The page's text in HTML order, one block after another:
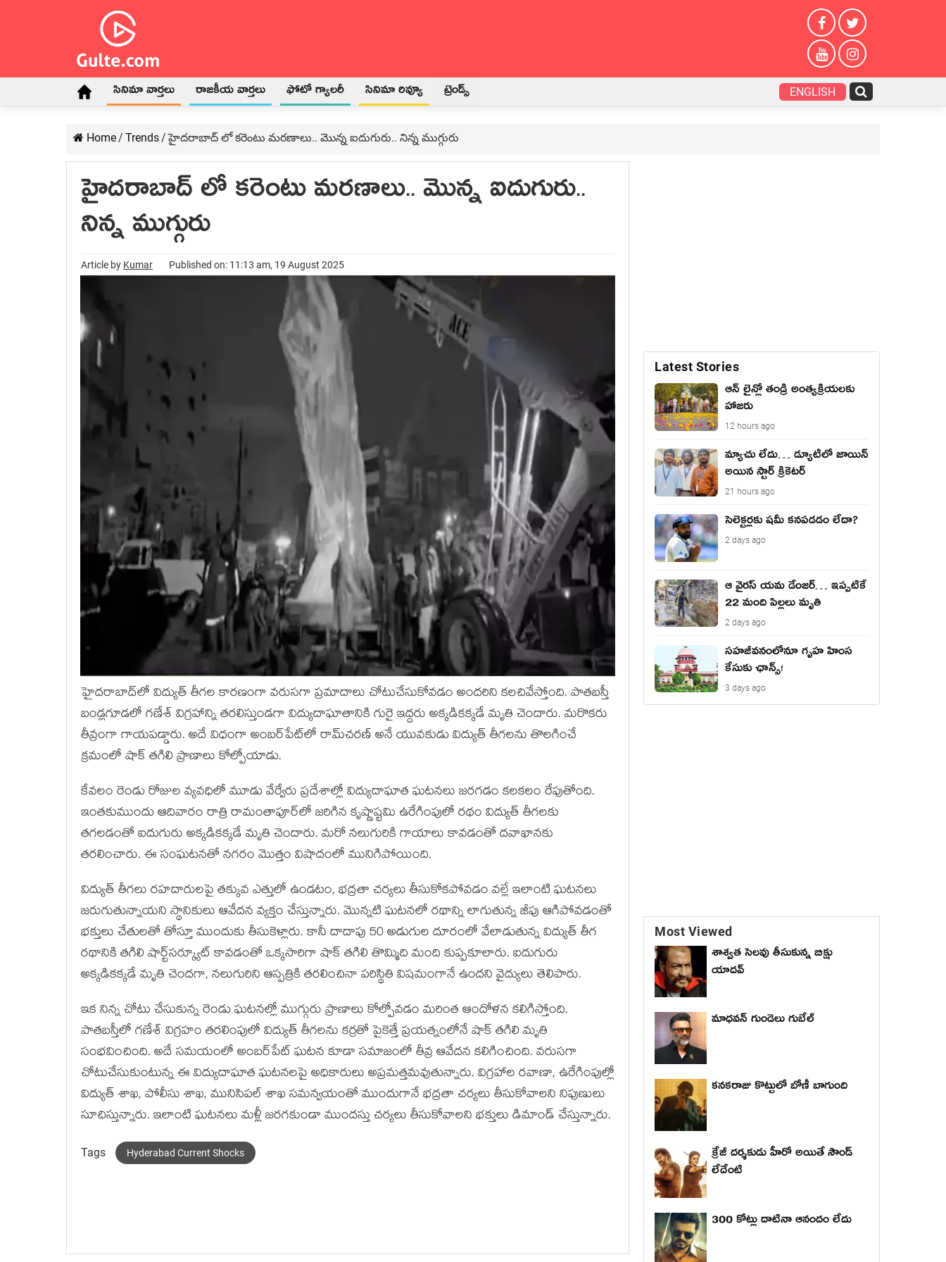
సినిమా వార్తలు రాజకీయ వార్తలు ఫోటో గ్యాలరీ సినిమా రివ్యూ ట్రెండ్స్ ENGLISH
Home/ Trends/ హైదరాబాద్ లో కరెంటు మరణాలు.. మొన్న ఐదుగురు.. నిన్న ముగ్గురు
హైదరాబాద్ లో కరెంటు మరణాలు.. మొన్న ఐదుగురు..
నిన్న ముగ్గురు
Article by Kumar Published on: 11:13 am, 19 August 2025
హైదరాబాద్‌లో విద్యుత్ తీగల కారణంగా వరుసగా ప్రమాదాలు చోటుచేసుకోవడం అందరిని కలచివేస్తోంది. పాతబస్తీ
బండ్లగూడలో గణేశ్‌ విగ్రహాన్ని తరలిస్తుండగా విద్యుదాఘాతానికి గురై ఇద్దరు అక్కడికక్కడే మృతి చెందారు. మరొకరు
తీవ్రంగా గాయపడ్డారు. అదే విధంగా అంబర్‌పేట్‌లో రామ్‌చరణ్‌ అనే యువకుడు విద్యుత్‌ తీగలను తొలగించే
క్రమంలో షాక్‌ తగిలి ప్రాణాలు కోల్పోయాడు.
కేవలం రెండు రోజుల వ్యవధిలో మూడు వేర్వేరు ప్రదేశాల్లో విద్యుదాఘాత ఘటనలు జరగడం కలకలం రేపుతోంది.
ఇంతకుముందు ఆదివారం రాత్రి రామంతాపూర్‌లో జరిగిన కృష్ణాష్టమి ఉరేగింపులో రథం విద్యుత్‌ తీగలకు
తగలడంతో ఐదుగురు అక్కడికక్కడే మృతి చెందారు. మరో నలుగురికి గాయాలు కావడంతో దవాఖానకు
తరలించారు. ఈ సంఘటనతో నగరం మొత్తం విషాదంలో మునిగిపోయింది.
విద్యుత్‌ తీగలు రహదారులపై తక్కువ ఎత్తులో ఉండటం, భద్రతా చర్యలు తీసుకోకపోవడం వల్లే ఇలాంటి ఘటనలు
జరుగుతున్నాయని స్థానికులు ఆవేదన వ్యక్తం చేస్తున్నారు. మొన్నటి ఘటనలో రథాన్ని లాగుతున్న జీపు ఆగిపోవడంతో
భక్తులు చేతులతో తోస్తూ ముందుకు తీసుకెళ్లారు. కానీ దాదాపు 50 అడుగుల దూరంలో వేలాడుతున్న విద్యుత్‌ తీగ
రథానికి తగిలి షార్ట్‌సర్క్యూట్‌ కావడంతో ఒక్కసారిగా షాక్‌ తగిలి తొమ్మిది మంది కుప్పకూలారు. ఐదుగురు
అక్కడికక్కడే మృతి చెందగా, నలుగురిని ఆస్పత్రికి తరలించినా పరిస్థితి విషమంగానే ఉందని వైద్యులు తెలిపారు.
ఇక నిన్న చోటు చేసుకున్న రెండు ఘటనల్లో ముగ్గురు ప్రాణాలు కోల్పోవడం మరింత ఆందోళన కలిగిస్తోంది.
పాతబస్తీలో గణేశ్‌ విగ్రహం తరలింపులో విద్యుత్‌ తీగలను కర్రతో పైకెత్తే ప్రయత్నంలోనే షాక్‌ తగిలి మృతి
సంభవించింది. అదే సమయంలో అంబర్‌పేట్ ఘటన కూడా సమాజంలో తీవ్ర ఆవేదన కలిగించింది. వరుసగా
చోటుచేసుకుంటున్న ఈ విద్యుదాఘాత ఘటనలపై అధికారులు అప్రమత్తమవుతున్నారు. విగ్రహాల రవాణా, ఉరేగింపుల్లో
విద్యుత్‌ శాఖ, పోలీసు శాఖ, మునిసిపల్‌ శాఖ సమన్వయంతో ముందుగానే భద్రతా చర్యలు తీసుకోవాలని నిపుణులు
సూచిస్తున్నారు. ఇలాంటి ఘటనలు మళ్లీ జరగకుండా ముందస్తు చర్యలు తీసుకోవాలని భక్తులు డిమాండ్ చేస్తున్నారు.
Tags Hyderabad Current Shocks
Latest Stories
ఆన్ లైన్లో తండ్రి అంత్యక్రియలకు
హాజరు
12 hours ago
మ్యాచు లేదు… డ్యూటీలో జాయిన్
అయిన స్టార్ క్రికెటర్
21 hours ago
సెలెక్టర్లకు షమీ కనపడడం లేదా?
2 days ago
ఆ వైరస్ యమ డేంజర్… ఇప్పటికే
22 మంది పిల్లలు మృతి
2 days ago
సహజీవనంలోనూ గృహ హింస
కేసుకు ఛాన్స్!
3 days ago
Most Viewed
శాశ్వత సెలవు తీసుకున్న బిక్షు
యాదవ్
మాధ‌వ‌న్ గుండెలు గుబేల్‌
కనకరాజు కొట్టులో బోణీ బాగుంది
క్రేజీ దర్శకుడు హీరో అయితే సౌండ్
లేదేంటి
300 కోట్లు దాటినా ఆనందం లేదు